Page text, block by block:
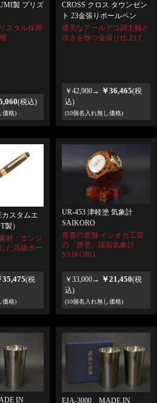
製 プリズ
スタル採用
(税込)
価格)
CROSS クロス タウンゼン
ト 23金張りボールペン
優美なアールデコ調太軸と
渋さを放つ金張り仕上げ
￥42,900→ ￥36,465(税
込)
(10個名入れ無し価格)
スタムエ
製）
材：エンジ
た高級ボー
35,475(税
価格)
UR-453 津軽塗 気象計
SAIKORO
青森の老舗 イシオカ工芸
の「唐塗」謹製気象計
SAIKORO
￥33,000→ ￥21,450(税
込)
(10個名入れ無し価格)
IN
EJA-3000 MADE IN